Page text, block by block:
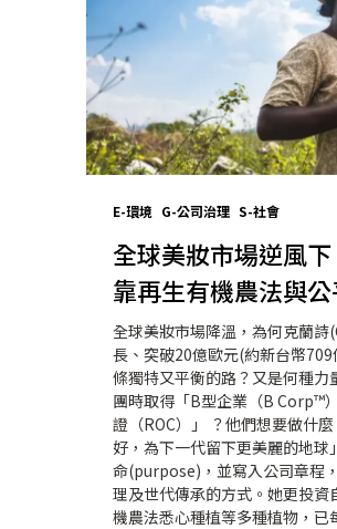
E-環境 G-公司治理 S-社會
全球美妝市場逆風
靠再生有機農法與
20億歐元營收？
全球美妝市場降溫，為何克蘭
長、突破20億歐元(約新台幣
條獨特又平衡的路？又是何種力
團時取得「B型企業（B Corp™
證（ROC）」 ？他們想要做什
好，為下一代留下更美麗的地球
命(purpose)，並寫入公司章程
理及世代傳承的方式。她更投資
機農法悉心種植等多種植物，已